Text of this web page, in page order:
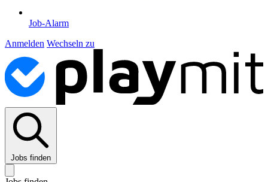
Job-Alarm
Anmelden Wechseln zu
Jobs finden